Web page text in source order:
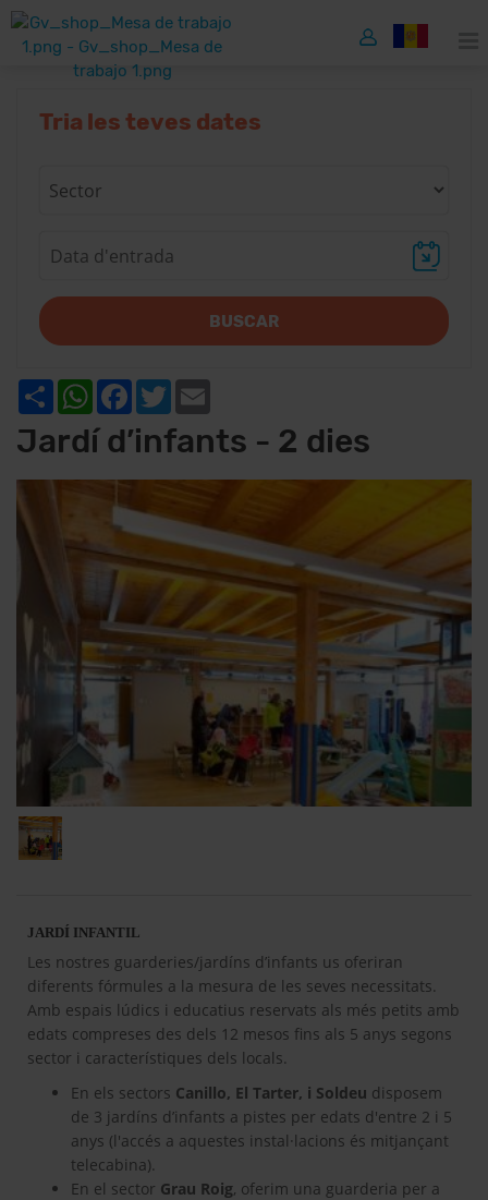
Tria les teves dates
BUSCAR
Share WhatsAppFacebook
Twitter
Jardí d’infants - 2 dies
JARDÍ INFANTIL
Les nostres guarderies/jardíns d’infants us oferiran
diferents fórmules a la mesura de les seves necessitats.
Amb espais lúdics i educatius reservats als més petits amb
edats compreses des dels 12 mesos fins als 5 anys segons
sector i característiques dels locals.
En els sectors Canillo, El Tarter, i Soldeu disposem
de 3 jardíns d’infants a pistes per edats d'entre 2 i 5
anys (l'accés a aquestes instal·lacions és mitjançant
telecabina).
En el sector Grau Roig, oferim una guarderia per a